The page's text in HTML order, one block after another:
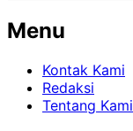
Menu
Kontak Kami
Redaksi
Tentang Kami